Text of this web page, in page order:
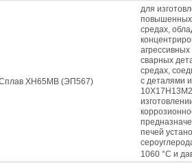
ХН65МВ (ЭП567)
для
повышенных
средах,
сварных
средах,
с деталями
печей
1060 °С и